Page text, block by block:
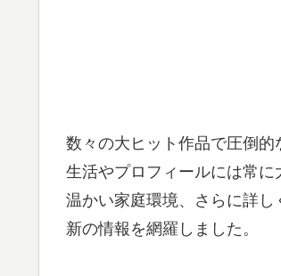
数々の大ヒット作品で圧倒
生活やプロフィールには常
温かい家庭環境、さらに詳
新の情報を網羅しました。